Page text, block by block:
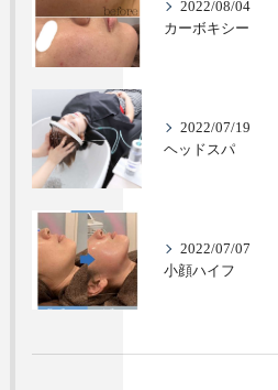
2022/08/04
カーボキシー
2022/07/19
ヘッドスパ
2022/07/07
小顔ハイフ